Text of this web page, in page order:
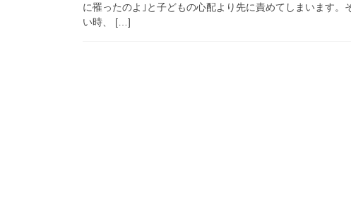
に罹ったのよ｣と子どもの心配より先に責めてしまいます
い時、 […]